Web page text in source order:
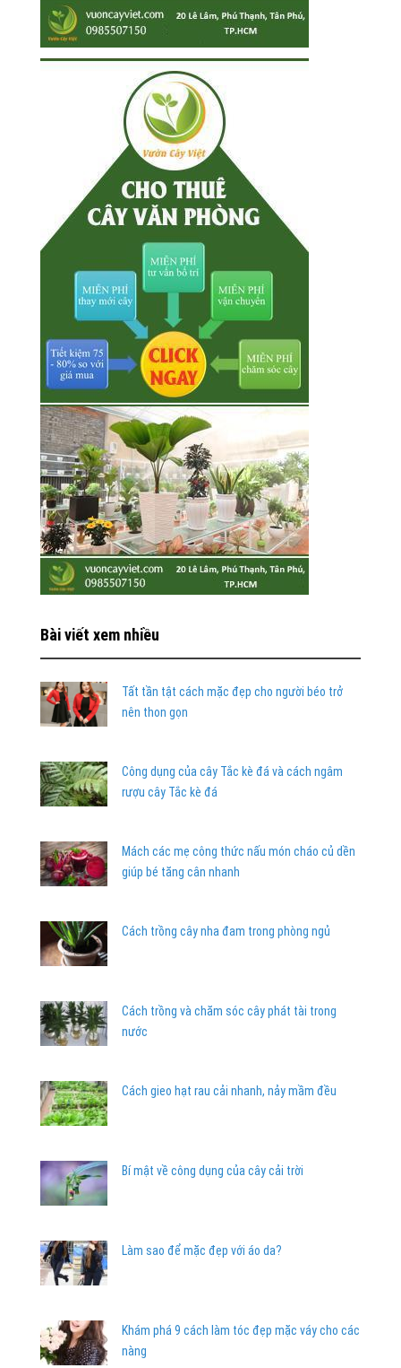
Bài viết xem nhiều
Tất tần tật cách mặc đẹp cho người béo trở
nên thon gọn
Công dụng của cây Tắc kè đá và cách ngâm
rượu cây Tắc kè đá
Mách các mẹ công thức nấu món cháo củ dền
giúp bé tăng cân nhanh
Cách trồng cây nha đam trong phòng ngủ
Cách trồng và chăm sóc cây phát tài trong
nước
Cách gieo hạt rau cải nhanh, nảy mầm đều
Bí mật về công dụng của cây cải trời
Làm sao để mặc đẹp với áo da?
Khám phá 9 cách làm tóc đẹp mặc váy cho các
nàng